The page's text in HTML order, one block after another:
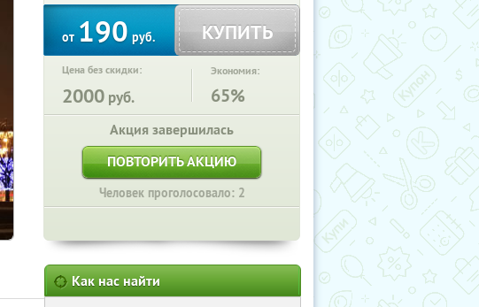
от190руб. КУПИТЬ
Цена без скидки:
2000 руб.
Экономия:
65%
Акция завершилась
ПОВТОРИТЬ АКЦИЮ
Человек проголосовало: 2
Как нас найти